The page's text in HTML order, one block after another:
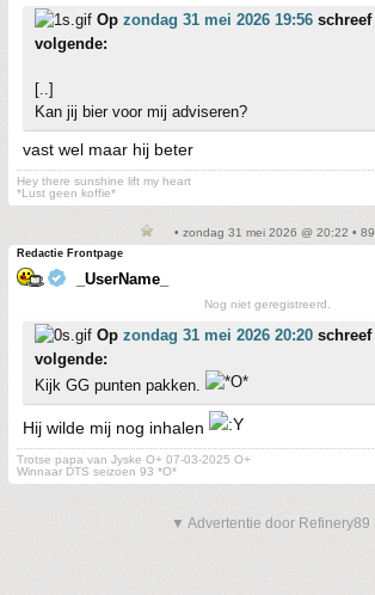
Op zondag 31 mei 2026 19:56 schreef
volgende:
[..]
Kan jij bier voor mij adviseren?
vast wel maar hij beter
Hey there sunshine lift my heart
*Lust geen koffie*
• zondag 31 mei 2026 @ 20:22 • 89
Redactie Frontpage
_UserName_
Nog niet geregistreerd.
Op zondag 31 mei 2026 20:20 schreef
volgende:
Kijk GG punten pakken.
Hij wilde mij nog inhalen
Trotse papa van Jyske O+ 07-03-2025 O+
Winnaar DTS seizoen 93 *O*
▼ Advertentie door Refinery89